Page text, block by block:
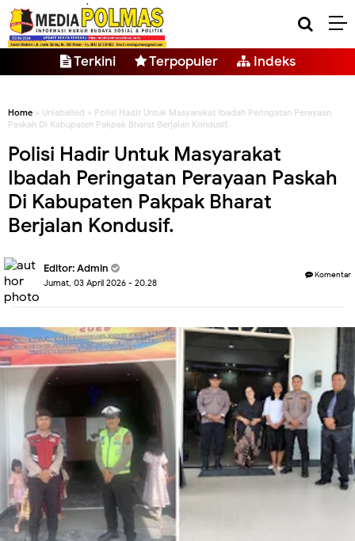
Terkini Terpopuler Indeks
Home » Unlabelled » Polisi Hadir Untuk Masyarakat Ibadah Peringatan Perayaan
Paskah Di Kabupaten Pakpak Bharat Berjalan Kondusif.
Polisi Hadir Untuk Masyarakat
Ibadah Peringatan Perayaan Paskah
Di Kabupaten Pakpak Bharat
Berjalan Kondusif.
Editor: Admin
Jumat, 03 April 2026 - 20.28
Komentar